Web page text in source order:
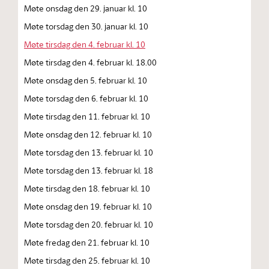
Møte onsdag den 29. januar kl. 10
Møte torsdag den 30. januar kl. 10
Møte tirsdag den 4. februar kl. 10
Møte tirsdag den 4. februar kl. 18.00
Møte onsdag den 5. februar kl. 10
Møte torsdag den 6. februar kl. 10
Møte tirsdag den 11. februar kl. 10
Møte onsdag den 12. februar kl. 10
Møte torsdag den 13. februar kl. 10
Møte torsdag den 13. februar kl. 18
Møte tirsdag den 18. februar kl. 10
Møte onsdag den 19. februar kl. 10
Møte torsdag den 20. februar kl. 10
Møte fredag den 21. februar kl. 10
Møte tirsdag den 25. februar kl. 10